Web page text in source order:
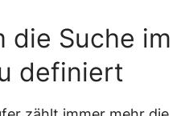
die Suche im
definiert